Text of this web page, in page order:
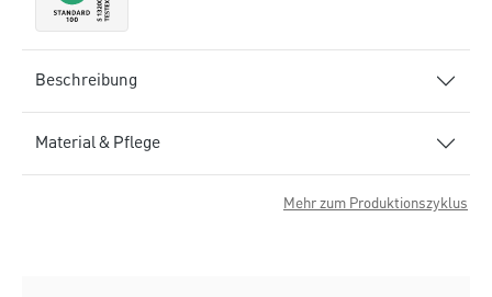
Beschreibung
Material & Pflege
Mehr zum Produktionszyklus